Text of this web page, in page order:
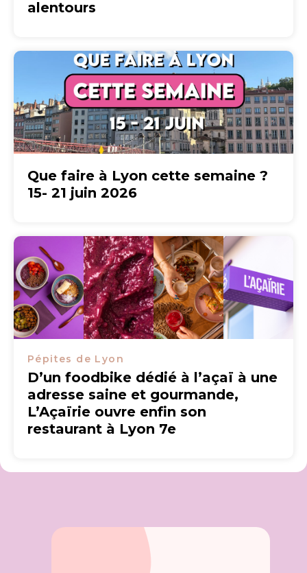
alentours
Que faire à Lyon cette semaine ?
15- 21 juin 2026
Pépites de Lyon
D’un foodbike dédié à l’açaï à une
adresse saine et gourmande,
L’Açaïrie ouvre enfin son
restaurant à Lyon 7e